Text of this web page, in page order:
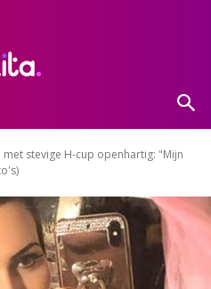
met stevige H-cup openhartig: "Mijn